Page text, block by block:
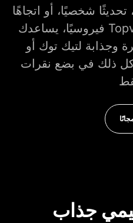
شخصيًا، أو اتجاهًا
فيروسيًا، يساعدك Topview في تحويل أفكارك
وجذابة لتيك توك أو
ذلك في بضع نقرات
جذاب